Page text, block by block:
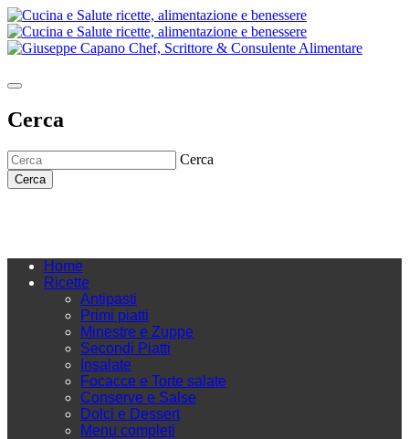
Cerca
Cerca
Cerca
Home
Ricette
Antipasti
Primi piatti
Minestre e Zuppe
Secondi Piatti
Insalate
Focacce e Torte salate
Conserve e Salse
Dolci e Dessert
Menu completi